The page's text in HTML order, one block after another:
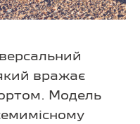
вражає
Модель